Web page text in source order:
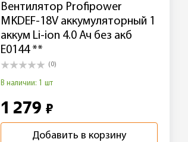
Вентилятор Profipower
MKDEF-18V аккумуляторный 1
аккум Li-ion 4.0 Ач без акб
E0144 **
(0)
В наличии: 1 шт
1 279 ₽
Добавить в корзину